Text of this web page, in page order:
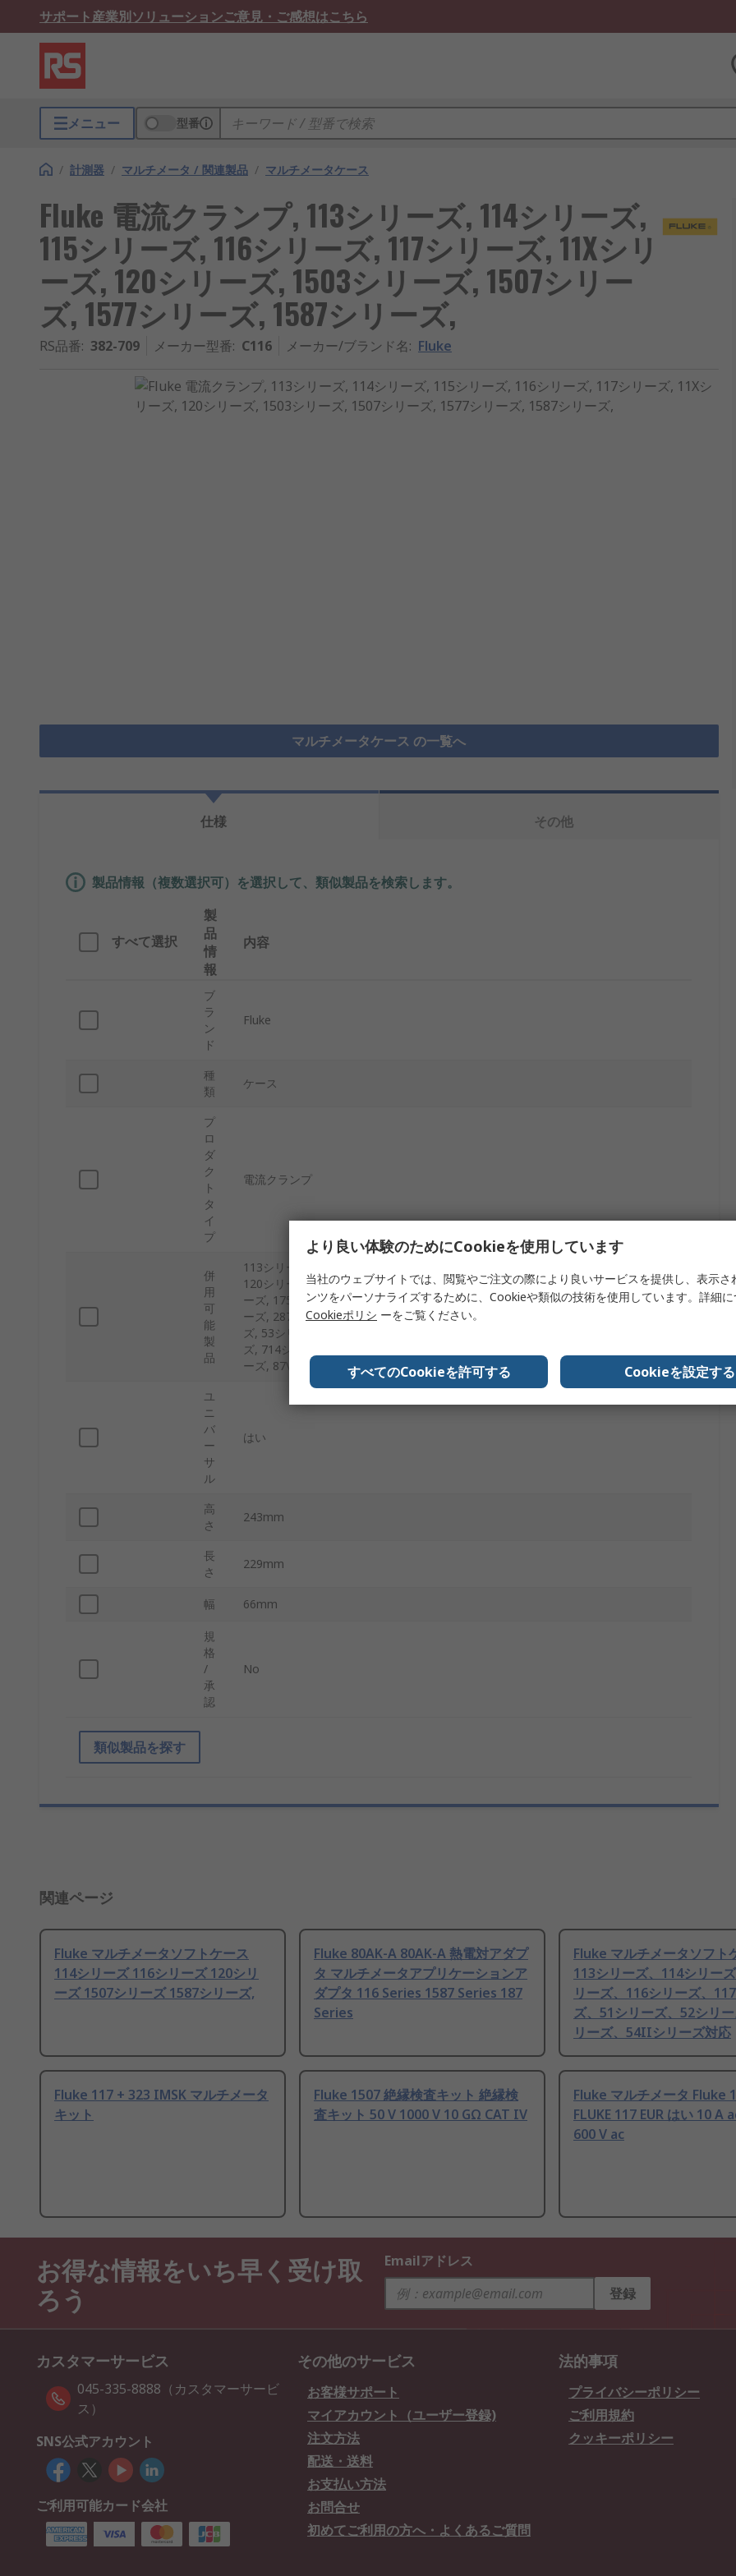
サポート産業別ソリューションご意見・ご感想はこちら
メニュー 型番
/ 計測器 / マルチメータ / 関連製品 / マルチメータケース
Fluke 電流クランプ, 113シリーズ, 114シリーズ,
115シリーズ, 116シリーズ, 117シリーズ, 11Xシリ
ーズ, 120シリーズ, 1503シリーズ, 1507シリー
ズ, 1577シリーズ, 1587シリーズ,
RS品番: 382-709 メーカー型番: C116 メーカー/ブランド名: Fluke
マルチメータケース の一覧へ
仕様 その他
製品情報（複数選択可）を選択して、類似製品を検索します。
すべて選択
製
品
情
報
内容
ブ
ラ
ン
ド
Fluke
種
類
ケース
プ
ロ
ダ
ク
ト
タ
イ
プ
電流クランプ
併
用
可
能
製
品
113シリーズ, 114シリーズ, 115シリーズ, 116シリーズ, 117シリーズ, 11Xシリーズ,
120シリーズ, 1503シリーズ, 1507シリーズ, 1577シリーズ, 1587シリーズ, 170シリ
ーズ, 175シリーズ, 177シリーズ, 179シリーズ, 20シリーズ, 233シリーズ, 27IIシリ
ーズ, 287シリーズ, 289シリーズ, 28IIシリーズ, 43Bシリーズ, 51シリーズ, 52シリー
ズ, 53シリーズ, 54IIシリーズ, 70シリーズ, 705シリーズ, 707シリーズ, 712シリー
ズ, 714シリーズ, 715シリーズ, 717シリーズ, 77IVシリーズ, 789シリーズ, 83Vシリ
ーズ, 87Vシリーズ, 88Vシリーズ
ユ
ニ
バ
ー
サ
ル
はい
高
さ
243mm
長
さ
229mm
幅 66mm
規
格
/
承
認
No
類似製品を探す
関連ページ
Fluke マルチメータソフトケース
114シリーズ 116シリーズ 120シリ
ーズ 1507シリーズ 1587シリーズ,
Fluke 80AK-A 80AK-A 熱電対アダプ
タ マルチメータアプリケーションア
ダプタ 116 Series 1587 Series 187
Series
Fluke マルチメータソフト
113シリーズ、114シリー
リーズ、116シリーズ、
ズ、51シリーズ、52シリ
リーズ、54IIシリーズ対応
Fluke 117 + 323 IMSK マルチメータ
キット
Fluke 1507 絶縁検査キット 絶縁検
査キット 50 V 1000 V 10 GΩ CAT IV
Fluke マルチメータ Fluke
FLUKE 117 EUR はい 10 A
600 V ac
お得な情報をいち早く受け取
ろう
Emailアドレス
登録
カスタマーサービス
045-335-8888（カスタマーサービ
ス）
SNS公式アカウント
ご利用可能カード会社
その他のサービス
お客様サポート
マイアカウント（ユーザー登録)
注文方法
配送・送料
お支払い方法
お問合せ
初めてご利用の方へ・よくあるご質問
法的事項
プライバシーポリシー
ご利用規約
クッキーポリシー
より良い体験のためにCookieを使用しています
当社のウェブサイトでは、閲覧やご注文の際により良いサービスを提供し、表示さ
ンツをパーソナライズするために、Cookieや類似の技術を使用しています。詳細に
Cookieポリシ ーをご覧ください。
すべてのCookieを許可する Cookieを設定する